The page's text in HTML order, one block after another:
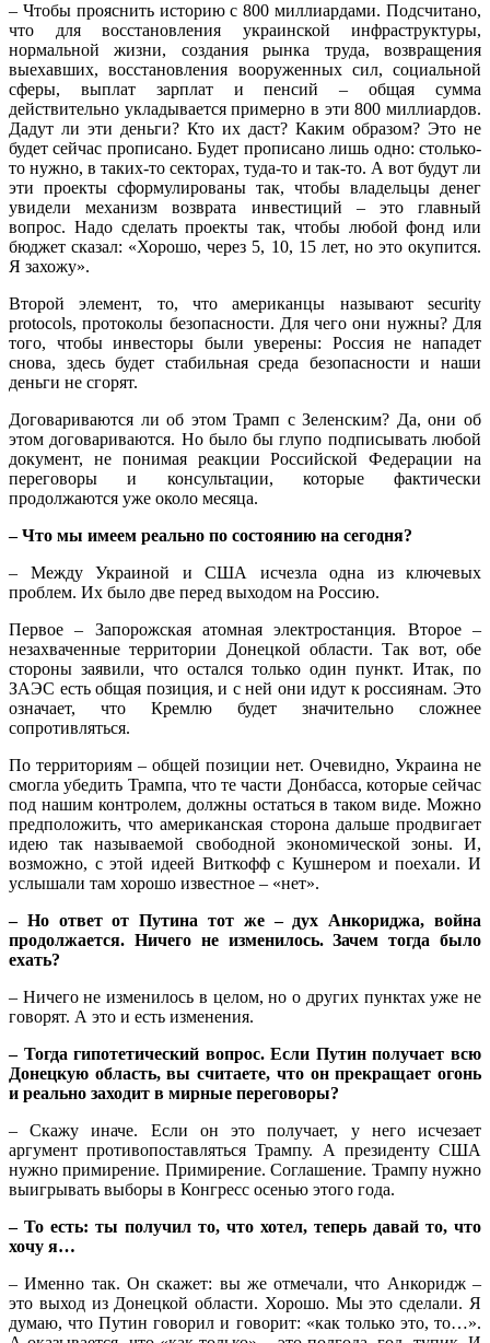
– Чтобы прояснить историю с 800 миллиардами. Подсчитано,
что для восстановления украинской инфраструктуры,
нормальной жизни, создания рынка труда, возвращения
выехавших, восстановления вооруженных сил, социальной
сферы, выплат зарплат и пенсий – общая сумма
действительно укладывается примерно в эти 800 миллиардов.
Дадут ли эти деньги? Кто их даст? Каким образом? Это не
будет сейчас прописано. Будет прописано лишь одно: столько-
то нужно, в таких-то секторах, туда-то и так-то. А вот будут ли
эти проекты сформулированы так, чтобы владельцы денег
увидели механизм возврата инвестиций – это главный
вопрос. Надо сделать проекты так, чтобы любой фонд или
бюджет сказал: «Хорошо, через 5, 10, 15 лет, но это окупится.
Я захожу».
Второй элемент, то, что американцы называют security
protocols, протоколы безопасности. Для чего они нужны? Для
того, чтобы инвесторы были уверены: Россия не нападет
снова, здесь будет стабильная среда безопасности и наши
деньги не сгорят.
Договариваются ли об этом Трамп с Зеленским? Да, они об
этом договариваются. Но было бы глупо подписывать любой
документ, не понимая реакции Российской Федерации на
переговоры и консультации, которые фактически
продолжаются уже около месяца.
– Что мы имеем реально по состоянию на сегодня?
– Между Украиной и США исчезла одна из ключевых
проблем. Их было две перед выходом на Россию.
Первое – Запорожская атомная электростанция. Второе –
незахваченные территории Донецкой области. Так вот, обе
стороны заявили, что остался только один пункт. Итак, по
ЗАЭС есть общая позиция, и с ней они идут к россиянам. Это
означает, что Кремлю будет значительно сложнее
сопротивляться.
По территориям – общей позиции нет. Очевидно, Украина не
смогла убедить Трампа, что те части Донбасса, которые сейчас
под нашим контролем, должны остаться в таком виде. Можно
предположить, что американская сторона дальше продвигает
идею так называемой свободной экономической зоны. И,
возможно, с этой идеей Виткофф с Кушнером и поехали. И
услышали там хорошо известное – «нет».
– Но ответ от Путина тот же – дух Анкориджа, война
продолжается. Ничего не изменилось. Зачем тогда было
ехать?
– Ничего не изменилось в целом, но о других пунктах уже не
говорят. А это и есть изменения.
– Тогда гипотетический вопрос. Если Путин получает всю
Донецкую область, вы считаете, что он прекращает огонь
и реально заходит в мирные переговоры?
– Скажу иначе. Если он это получает, у него исчезает
аргумент противопоставляться Трампу. А президенту США
нужно примирение. Примирение. Соглашение. Трампу нужно
выигрывать выборы в Конгресс осенью этого года.
– То есть: ты получил то, что хотел, теперь давай то, что
хочу я…
– Именно так. Он скажет: вы же отмечали, что Анкоридж –
это выход из Донецкой области. Хорошо. Мы это сделали. Я
думаю, что Путин говорил и говорит: «как только это, то…».